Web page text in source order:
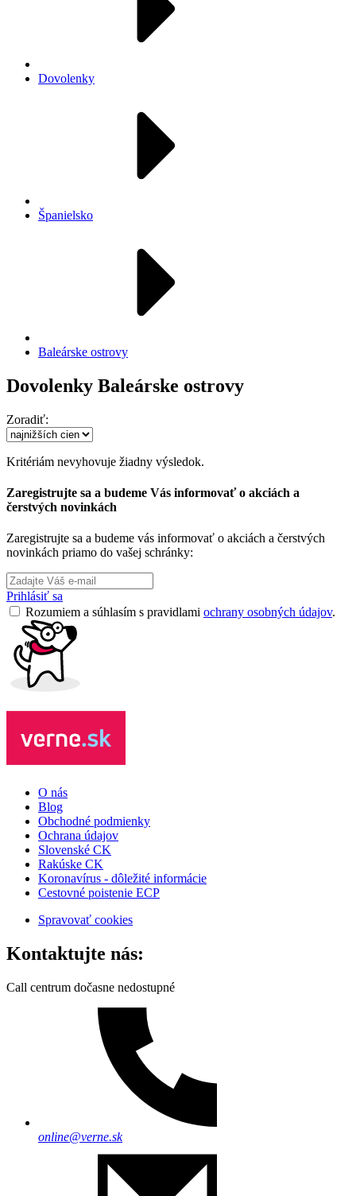
Dovolenky
Španielsko
Baleárske ostrovy
Dovolenky Baleárske ostrovy
Zoradiť:
Kritériám nevyhovuje žiadny výsledok.
Zaregistrujte sa a budeme Vás informovať o akciách a
čerstvých novinkách
Zaregistrujte sa a budeme vás informovať o akciách a čerstvých
novinkách priamo do vašej schránky:
Prihlásiť sa
Rozumiem a súhlasím s pravidlami ochrany osobných údajov.
O nás
Blog
Obchodné podmienky
Ochrana údajov
Slovenské CK
Rakúske CK
Koronavírus - dôležité informácie
Cestovné poistenie ECP
Spravovať cookies
Kontaktujte nás:
Call centrum dočasne nedostupné
online@verne.sk